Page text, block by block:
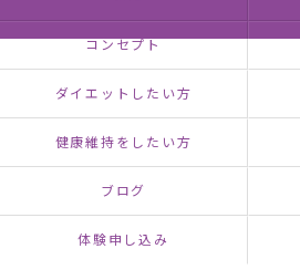
コンセプト
ダイエットしたい方
健康維持をしたい方
ブログ
体験申し込み